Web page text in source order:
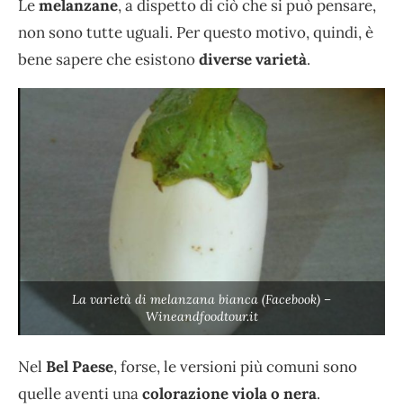
Lemelanzane, a dispetto di ciò che si può pensare,
non sono tutte uguali. Per questo motivo, quindi, è
bene sapere che esistonodiverse varietà.
La varietà di melanzana bianca (Facebook) –
Wineandfoodtour.it
Nel Bel Paese, forse, le versioni più comuni sono
quelle aventi unacolorazione violao nera.